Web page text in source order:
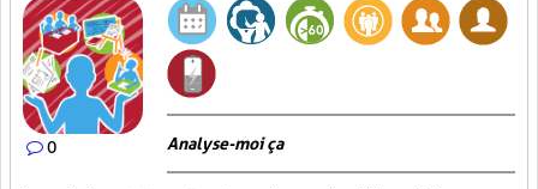
0 Analyse-moi ça